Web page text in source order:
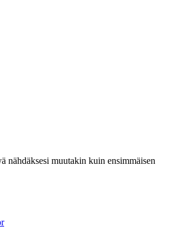
nähdäksesi muutakin kuin ensimmäisen